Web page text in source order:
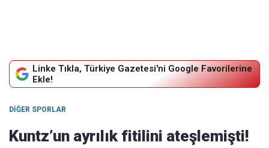
Linke Tıkla, Türkiye Gazetesi'ni Google Favorilerine
Ekle!
DIĞER SPORLAR
Kuntz’un ayrılık fitilini ateşlemişti!